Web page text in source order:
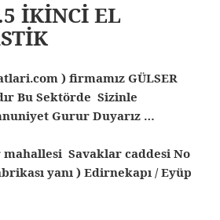
İKİNCİ EL
) firmamız GÜLSER
Bu Sektörde Sizinle
Gurur Duyarız …
Savaklar caddesi No
yanı ) Edirnekapı / Eyüp